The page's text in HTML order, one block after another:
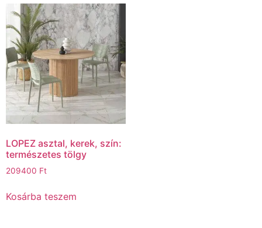
LOPEZ asztal, kerek, szín:
természetes tölgy
209400 Ft
Kosárba teszem